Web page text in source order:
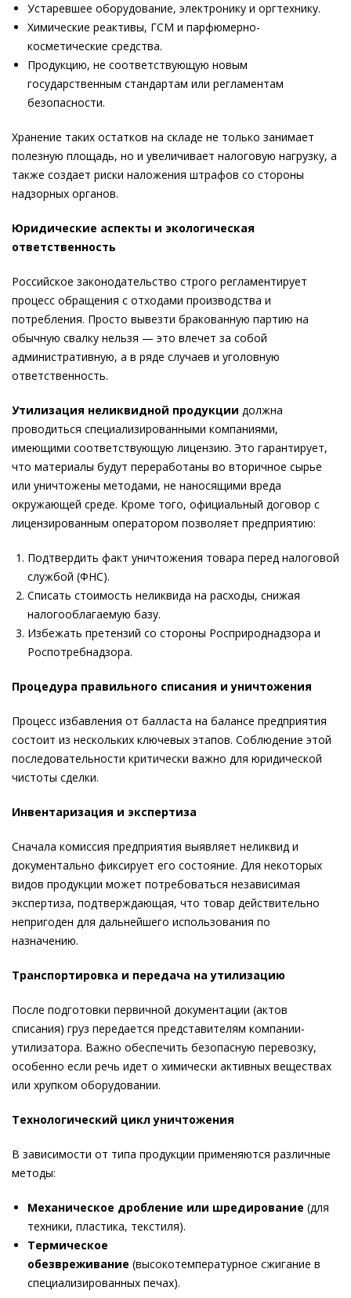
Устаревшее оборудование, электронику и оргтехнику.
Химические реактивы, ГСМ и парфюмерно-
косметические средства.
Продукцию, не соответствующую новым
государственным стандартам или регламентам
безопасности.
Хранение таких остатков на складе не только занимает
полезную площадь, но и увеличивает налоговую нагрузку, а
также создает риски наложения штрафов со стороны
надзорных органов.
Юридические аспекты и экологическая
ответственность
Российское законодательство строго регламентирует
процесс обращения с отходами производства и
потребления. Просто вывезти бракованную партию на
обычную свалку нельзя — это влечет за собой
административную, а в ряде случаев и уголовную
ответственность.
Утилизация неликвидной продукции должна
проводиться специализированными компаниями,
имеющими соответствующую лицензию. Это гарантирует,
что материалы будут переработаны во вторичное сырье
или уничтожены методами, не наносящими вреда
окружающей среде. Кроме того, официальный договор с
лицензированным оператором позволяет предприятию:
Подтвердить факт уничтожения товара перед налоговой
службой (ФНС).
Списать стоимость неликвида на расходы, снижая
налогооблагаемую базу.
Избежать претензий со стороны Росприроднадзора и
Роспотребнадзора.
Процедура правильного списания и уничтожения
Процесс избавления от балласта на балансе предприятия
состоит из нескольких ключевых этапов. Соблюдение этой
последовательности критически важно для юридической
чистоты сделки.
Инвентаризация и экспертиза
Сначала комиссия предприятия выявляет неликвид и
документально фиксирует его состояние. Для некоторых
видов продукции может потребоваться независимая
экспертиза, подтверждающая, что товар действительно
непригоден для дальнейшего использования по
назначению.
Транспортировка и передача на утилизацию
После подготовки первичной документации (актов
списания) груз передается представителям компании-
утилизатора. Важно обеспечить безопасную перевозку,
особенно если речь идет о химически активных веществах
или хрупком оборудовании.
Технологический цикл уничтожения
В зависимости от типа продукции применяются различные
методы:
Механическое дробление или шредирование (для
техники, пластика, текстиля).
Термическое
обезвреживание (высокотемпературное сжигание в
специализированных печах).